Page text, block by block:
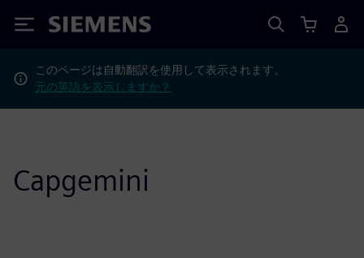
Siemens
このページは自動翻訳を使用して表示されます。
元の英語を表示しますか？
Capgemini